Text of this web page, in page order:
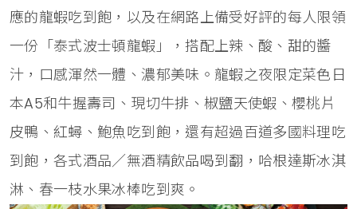
應的龍蝦吃到飽，以及在網路上備受好評的每人限領
一份「泰式波士頓龍蝦」，搭配上辣、酸、甜的醬
汁，口感渾然一體、濃郁美味。龍蝦之夜限定菜色日
本A5和牛握壽司、現切牛排、椒鹽天使蝦、櫻桃片
皮鴨、紅蟳、鮑魚吃到飽，還有超過百道多國料理吃
到飽，各式酒品／無酒精飲品喝到翻，哈根達斯冰淇
淋、春一枝水果冰棒吃到爽。